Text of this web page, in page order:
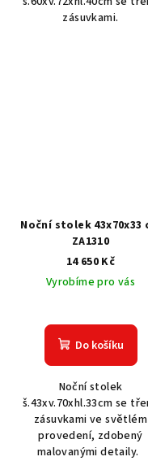
zásuvkami.
Noční stolek 43x70x33
ZA1310
14 650 Kč
Vyrobíme pro vás
Do košíku
Noční stolek
š.43xv.70xhl.33cm se
zásuvkami ve světlém
provedení, zdobený
malovanými detaily.